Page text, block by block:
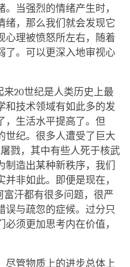
当强烈的情绪产生时，
绪，那么我们就会发现它
心理被愤怒所左右，随着
了。可以更深入地审视心
来20世纪是人类历史上最
和技术领域有如此多的发
，生活水平提高了。但
世纪。很多人遭受了巨大
戮，其中有些人死于核武
造出某种新秩序，我们
非如此。即便是现在，
富汗都有很多问题，很严
误与疏忽的症候。过分只
须更加思考内在价值，
尽管物质上的进步总体上